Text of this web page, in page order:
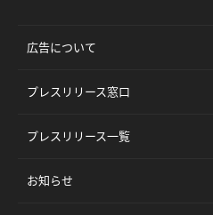
広告について
プレスリリース窓口
プレスリリース一覧
お知らせ